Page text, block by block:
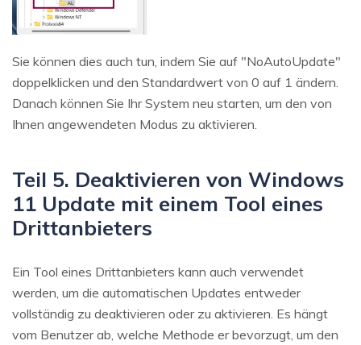
Sie können dies auch tun, indem Sie auf "NoAutoUpdate"
doppelklicken und den Standardwert von 0 auf 1 ändern.
Danach können Sie Ihr System neu starten, um den von
Ihnen angewendeten Modus zu aktivieren.
Teil 5. Deaktivieren von Windows
11 Update mit einem Tool eines
Drittanbieters
Ein Tool eines Drittanbieters kann auch verwendet
werden, um die automatischen Updates entweder
vollständig zu deaktivieren oder zu aktivieren. Es hängt
vom Benutzer ab, welche Methode er bevorzugt, um den